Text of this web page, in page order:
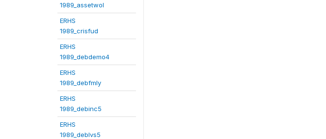
1989_assetwol
ERHS
1989_crisfud
ERHS
1989_debdemo4
ERHS
1989_debfmly
ERHS
1989_debinc5
ERHS
1989_deblvs5